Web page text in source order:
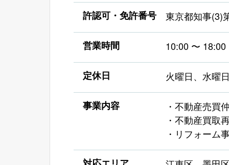
許認可・免許番号 東京都知事(3)
営業時間 10:00 〜 18:00
定休日 火曜日、水曜日
事業内容
・不動産売買
・不動産買取
・リフォーム